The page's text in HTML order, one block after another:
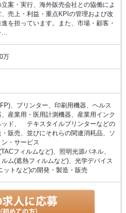
案・実行、海外販売会社との協働によ
、売上・利益・重点KPIの管理および改
を担っています。また、市場・顧客・
万
、プリンター、印刷用機器、ヘルス
産業用・医用計測機器、産業用インク
ッド、 テキスタイルプリンターなどの
販売、並びにそれらの関連消耗品、ソ
ン・サービス
フィルムなど)、照明光源パネル、
ム(遮熱フィルムなど)、光学デバイス
ットなど)の開発・製造・販売